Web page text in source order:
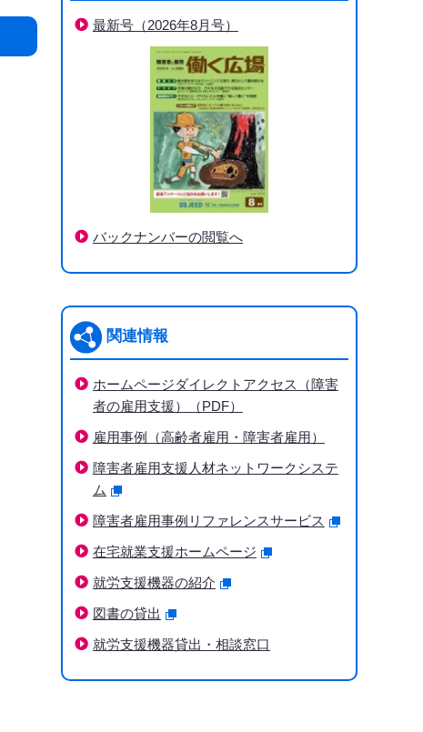
最新号（2026年8月号）
バックナンバーの閲覧へ
関連情報
ホームページダイレクトアクセス（障害
者の雇用支援）（PDF）
雇用事例（高齢者雇用・障害者雇用）
障害者雇用支援人材ネットワークシステ
ム
障害者雇用事例リファレンスサービス
在宅就業支援ホームページ
就労支援機器の紹介
図書の貸出
就労支援機器貸出・相談窓口